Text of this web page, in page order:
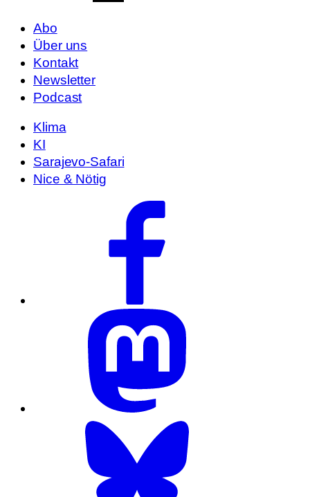
Abo
Über uns
Kontakt
Newsletter
Podcast
Klima
KI
Sarajevo-Safari
Nice & Nötig